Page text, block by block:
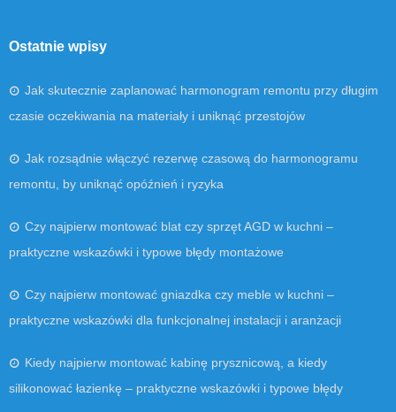
Ostatnie wpisy
Jak skutecznie zaplanować harmonogram remontu przy długim
czasie oczekiwania na materiały i uniknąć przestojów
Jak rozsądnie włączyć rezerwę czasową do harmonogramu
remontu, by uniknąć opóźnień i ryzyka
Czy najpierw montować blat czy sprzęt AGD w kuchni –
praktyczne wskazówki i typowe błędy montażowe
Czy najpierw montować gniazdka czy meble w kuchni –
praktyczne wskazówki dla funkcjonalnej instalacji i aranżacji
Kiedy najpierw montować kabinę prysznicową, a kiedy
silikonować łazienkę – praktyczne wskazówki i typowe błędy